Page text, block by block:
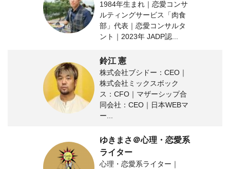
1984年生まれ｜恋愛コンサ
ルティングサービス「肉食
部」代表｜恋愛コンサルタ
ント｜2023年 JADP認...
鈴江 憲
株式会社ブシドー：CEO｜
株式会社ミックスボック
ス：CFO｜マザーシップ合
同会社：CEO｜日本WEBマ
ー...
ゆきまさ＠心理・恋愛系
ライター
心理・恋愛系ライター｜